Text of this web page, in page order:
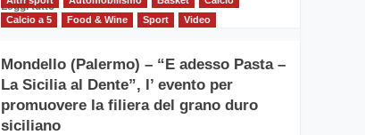
tra
sport
messaggi
di
Leggi tutto
CASTIGLIONE
DI
SICILIA
(Ct)
Calcio a 5
Food & Wine Sport Video
Mondello (Palermo) – “E adesso Pasta –
La Sicilia al Dente”, l’ evento per
promuovere la filiera del grano duro
siciliano